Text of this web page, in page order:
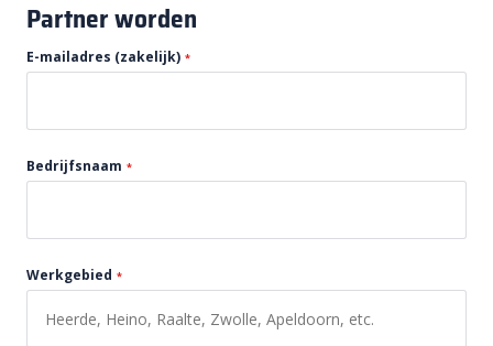
Partner worden
E-mailadres (zakelijk) *
Bedrijfsnaam *
Werkgebied *